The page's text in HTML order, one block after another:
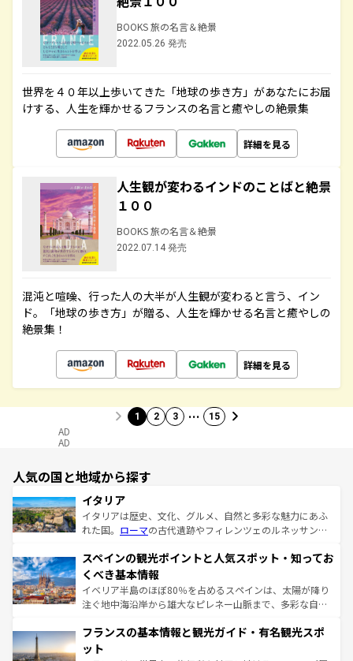
BOOKS 旅の名言＆絶景
2022.05.26 発売
世界を４０年以上歩いてきた「地球の歩き方」があなたにお届
けする、人生を輝かせるフランスの名言と癒やしの絶景集
詳細を見る
人生観が変わるインドのことばと絶景
１００
BOOKS 旅の名言＆絶景
2022.07.14 発売
混沌と喧噪、行った人の大半が人生観が変わると言う、イン
ド。「地球の歩き方」が贈る、人生を輝かせる名言と癒やしの
絶景集！
詳細を見る
1 2 3 … 15
AD
AD
人気の国と地域から探す
イタリア
イタリアは歴史、文化、グルメ、自然と多彩な魅力にあふ
れた国。 ローマの古代遺跡やフィレンツェのルネッサンス
ろん、トスカーナの美しい田園風景やアマルフィ海岸の絶
景など、自然景観も見逃せない。観光の合間には、本場の
ピザやパスタなど、絶品のイタリア料理を堪能することも
できる。朝目覚めてから夜眠るまで、すべての瞬間を楽し
なお、新着のイタリア情報はコンテンツ一覧を参照してほ
しい。
スペインの観光ポイントと人気スポット・知ってお
くべき基本情報
イベリア半島のほぼ80％を占めるスペインは、太陽が降り
注ぐ地中海沿岸から雄大なピレネー山脈まで、多彩な自然
文化が根付くこの国では、情熱的なフラメンコ、熱気あふ
れる闘牛、そして美味しいタパスが生活の一部となってい
フランスの基本情報と観光ガイド・有名観光スポ
ット